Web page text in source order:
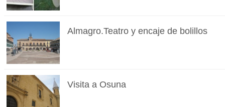
Almagro.Teatro y encaje de bolillos
Visita a Osuna